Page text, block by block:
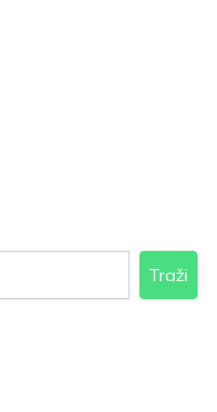
Traži